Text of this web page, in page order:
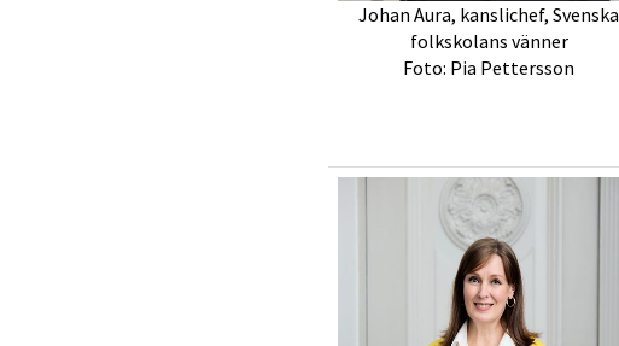
Johan Aura, kanslichef, Svenska
folkskolans vänner
Foto: Pia Pettersson